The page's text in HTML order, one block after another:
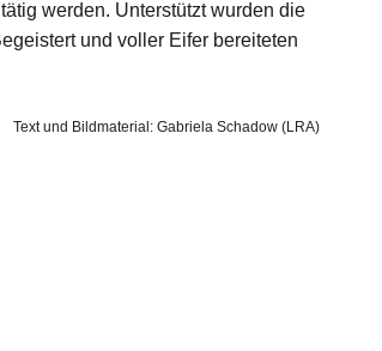
werden. Unterstützt wurden die
und voller Eifer bereiteten
Text und Bildmaterial: Gabriela Schadow (LRA)